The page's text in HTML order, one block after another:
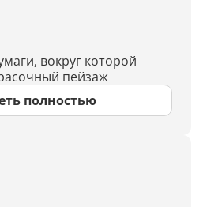
вокруг которой
пейзаж
полностью